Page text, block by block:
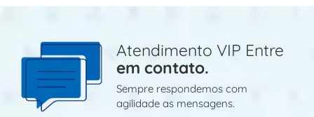
Atendimento VIP Entre
em contato.
Sempre respondemos com
agilidade as mensagens.